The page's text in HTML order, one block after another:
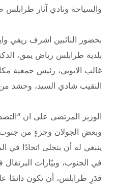
والسياحة ونادي آثار طرابلس
بحضور النائبين اشرف ريفي
بلدية طرابلس رياض يمق،
غالب الايوبي، رئيس جمعية
النقيب شادي السيد، وحشد
الوزير المرتضى على ان
وبعضِ الجولان وجزءٍ من جنوب
ينبغي له أن يتجلى اتحادًا في
في الجنوب، وبيّارات
قدَرِ طرابلس، أن تكون دائمًا